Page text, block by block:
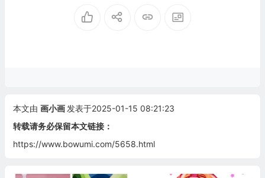
本文由 画小画 发表于2025-01-15 08:21:23
转载请务必保留本文链接：
https://www.bowumi.com/5658.html